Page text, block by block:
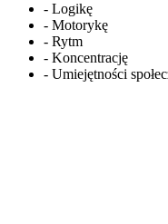
- Logikę
- Motorykę
- Rytm
- Koncentrację
- Umiejętności